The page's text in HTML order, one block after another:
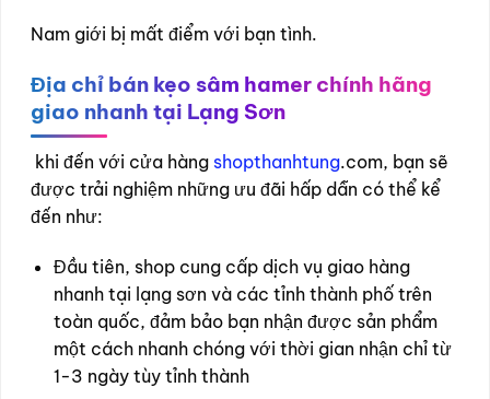
Nam giới bị mất điểm với bạn tình.
Địa chỉ bán kẹo sâm hamer chính hãng
giao nhanh tại Lạng Sơn
khi đến với cửa hàng shopthanhtung.com, bạn sẽ
được trải nghiệm những ưu đãi hấp dẫn có thể kể
đến như:
Đầu tiên, shop cung cấp dịch vụ giao hàng
nhanh tại lạng sơn và các tỉnh thành phố trên
toàn quốc, đảm bảo bạn nhận được sản phẩm
một cách nhanh chóng với thời gian nhận chỉ từ
1-3 ngày tùy tỉnh thành